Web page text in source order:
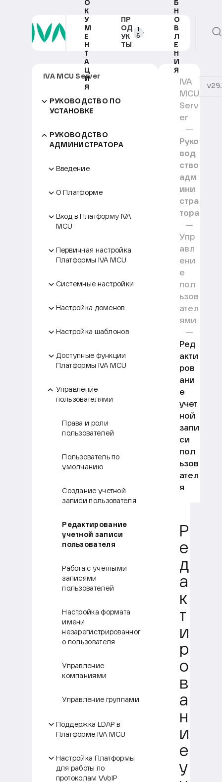
О
К
У
М
Е
Н
Т
А
Ц
И
Я
ПР
ОД
УК
ТЫ
1
6
Б
Н
О
В
Л
Е
Н
И
Я
IVA MCU Server
РУКОВОДСТВО ПО
УСТАНОВКЕ
РУКОВОДСТВО
АДМИНИСТРАТОРА
Введение
О Платформе
Вход в Платформу IVA
MCU
Первичная настройка
Платформы IVA MCU
Системные настройки
Настройка доменов
Настройка шаблонов
Доступные функции
Платформы IVA MCU
Управление
пользователями
Права и роли
пользователей
Пользователь по
умолчанию
Создание учетной
записи пользователя
Редактирование
учетной записи
пользователя
Работа с учетными
записями
пользователей
Настройка формата
имени
незарегистрированног
о пользователя
Управление
компаниями
Управление группами
Поддержка LDAP в
Платформе IVA MCU
Настройка Платформы
для работы по
протоколам VVoIP
IVA
MCU
Serv
er
Руко
вод
ство
адм
ини
стра
тора
Упр
авл
ени
е
пол
ьзов
ател
ями
Ред
акти
ров
ани
е
учет
ной
запи
си
пол
ьзов
ател
я
Р
е
д
а
к
т
и
р
о
в
а
н
и
е
у